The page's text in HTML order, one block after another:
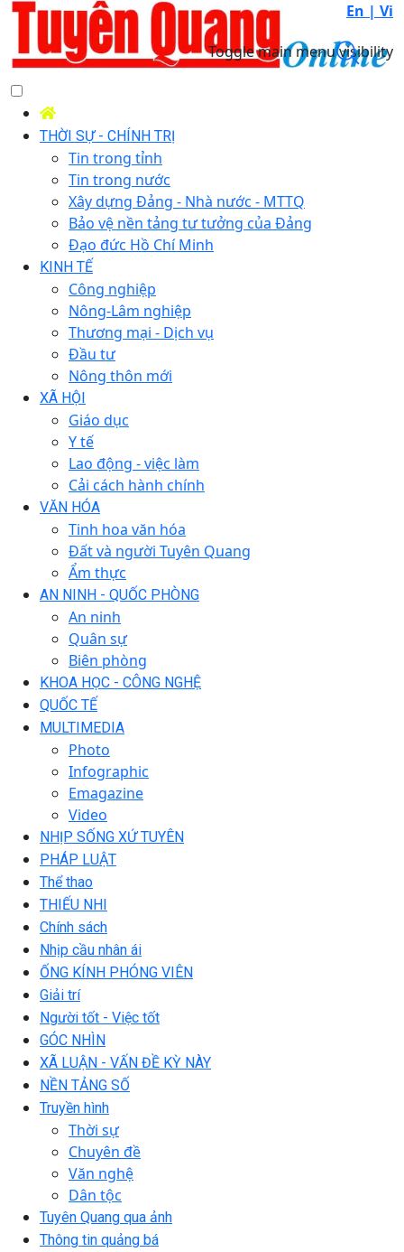
En | Vi
Toggle main menu visibility
THỜI SỰ - CHÍNH TRỊ
Tin trong tỉnh
Tin trong nước
Xây dựng Đảng - Nhà nước - MTTQ
Bảo vệ nền tảng tư tưởng của Đảng
Đạo đức Hồ Chí Minh
KINH TẾ
Công nghiệp
Nông-Lâm nghiệp
Thương mại - Dịch vụ
Đầu tư
Nông thôn mới
XÃ HỘI
Giáo dục
Y tế
Lao động - việc làm
Cải cách hành chính
VĂN HÓA
Tinh hoa văn hóa
Đất và người Tuyên Quang
Ẩm thực
AN NINH - QUỐC PHÒNG
An ninh
Quân sự
Biên phòng
KHOA HỌC - CÔNG NGHỆ
QUỐC TẾ
MULTIMEDIA
Photo
Infographic
Emagazine
Video
NHỊP SỐNG XỨ TUYÊN
PHÁP LUẬT
Thể thao
THIẾU NHI
Chính sách
Nhịp cầu nhân ái
ỐNG KÍNH PHÓNG VIÊN
Giải trí
Người tốt - Việc tốt
GÓC NHÌN
XÃ LUẬN - VẤN ĐỀ KỲ NÀY
NỀN TẢNG SỐ
Truyền hình
Thời sự
Chuyên đề
Văn nghệ
Dân tộc
Tuyên Quang qua ảnh
Thông tin quảng bá